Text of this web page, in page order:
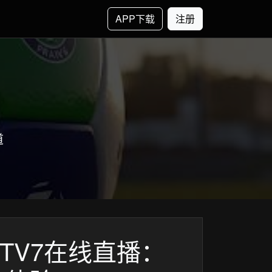
APP下载 注册
在线直播：